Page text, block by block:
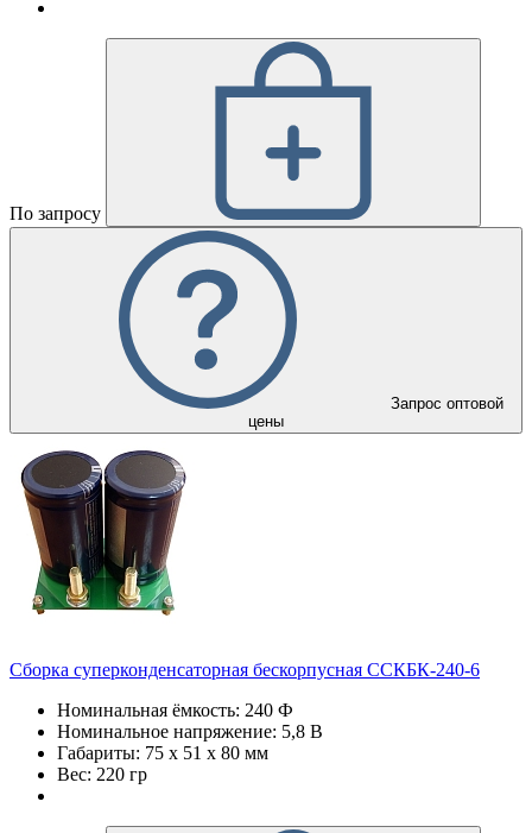
По запросу
Запрос оптовой
цены
Сборка суперконденсаторная бескорпусная ССКБК-240-6
Номинальная ёмкость: 240 Ф
Номинальное напряжение: 5,8 В
Габариты: 75 х 51 х 80 мм
Вес: 220 гр